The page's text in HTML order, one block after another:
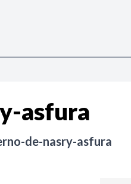
asfura
de-nasry-asfura